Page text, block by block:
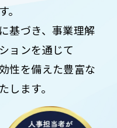
基づき、事業理解
ョンを通じて
性を備えた豊富な
します。